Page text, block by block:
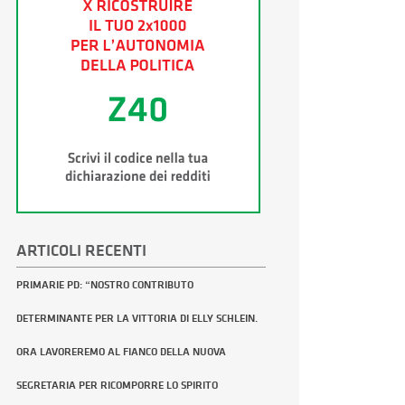
ARTICOLI RECENTI
PRIMARIE PD: “NOSTRO CONTRIBUTO
DETERMINANTE PER LA VITTORIA DI ELLY SCHLEIN.
ORA LAVOREREMO AL FIANCO DELLA NUOVA
SEGRETARIA PER RICOMPORRE LO SPIRITO